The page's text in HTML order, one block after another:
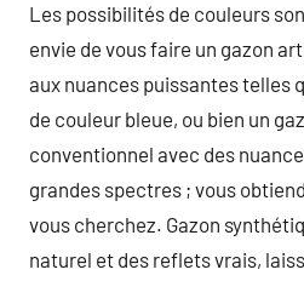
Les possibilités de couleurs
envie de vous faire un gazon
aux nuances puissantes telles
de couleur bleue, ou bien un
conventionnel avec des
grandes spectres ; vous
vous cherchez. Gazon
naturel et des reflets vrais,